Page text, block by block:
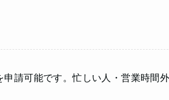
請可能です。忙しい人・営業時間